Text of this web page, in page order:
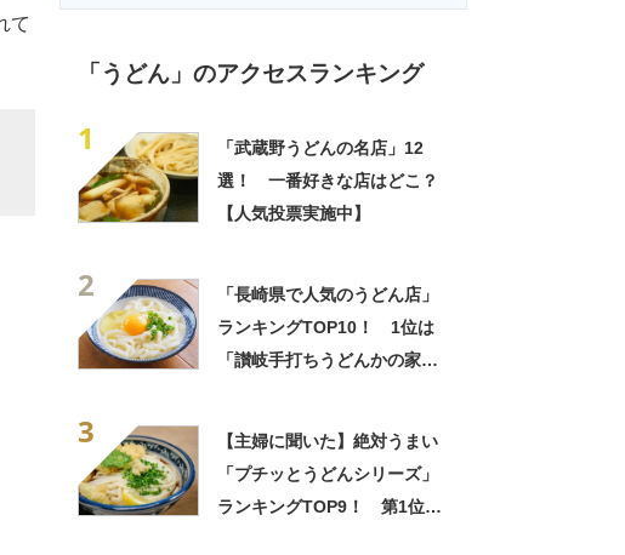
て
「うどん」のアクセスランキング
1
「武蔵野うどんの名店」12
選！ 一番好きな店はどこ？
【人気投票実施中】
2
「長崎県で人気のうどん店」
ランキングTOP10！ 1位は
「讃岐手打ちうどんかの家」
3
【主婦に聞いた】絶対うまい
「プチッとうどんシリーズ」
ランキングTOP9！ 第1位は